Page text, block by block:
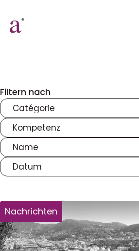
Filtern nach
Nachrichten